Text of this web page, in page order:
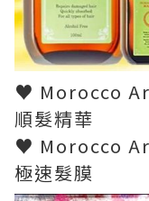
♥ Morocco
順髮精華
♥ Morocco
極速髮膜